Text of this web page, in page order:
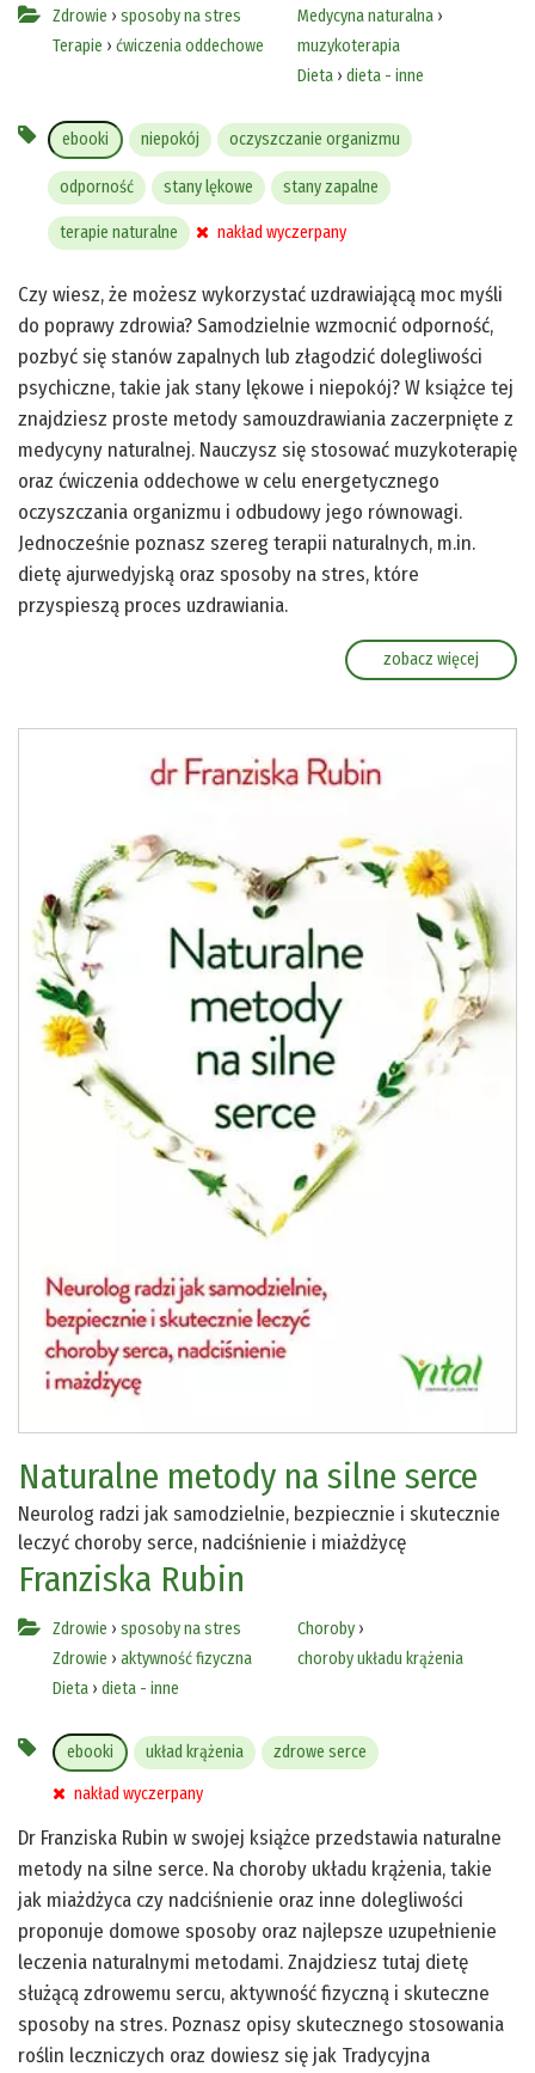
Zdrowie › sposoby na stres
Terapie › ćwiczenia oddechowe
Medycyna naturalna›
muzykoterapia
Dieta› dieta - inne
ebooki niepokój oczyszczanie organizmu
odporność stany lękowe stany zapalne
terapie naturalne nakład wyczerpany
Czy wiesz, że możesz wykorzystać uzdrawiającą moc myśli
do poprawy zdrowia? Samodzielnie wzmocnić odporność,
pozbyć się stanów zapalnych lub złagodzić dolegliwości
psychiczne, takie jak stany lękowe i niepokój? W książce tej
znajdziesz proste metody samouzdrawiania zaczerpnięte z
medycyny naturalnej. Nauczysz się stosować muzykoterapię
oraz ćwiczenia oddechowe w celu energetycznego
oczyszczania organizmu i odbudowy jego równowagi.
Jednocześnie poznasz szereg terapii naturalnych, m.in.
dietę ajurwedyjską oraz sposoby na stres, które
przyspieszą proces uzdrawiania.
zobacz więcej
Naturalne metody na silne serce
Neurolog radzi jak samodzielnie, bezpiecznie i skutecznie
leczyć choroby serce, nadciśnienie i miażdżycę
Franziska Rubin
Zdrowie › sposoby na stres
Zdrowie › aktywność fizyczna
Dieta › dieta - inne
Choroby›
choroby układu krążenia
ebooki układ krążenia zdrowe serce
nakład wyczerpany
Dr Franziska Rubin w swojej książce przedstawia naturalne
metody na silne serce. Na choroby układu krążenia, takie
jak miażdżyca czy nadciśnienie oraz inne dolegliwości
proponuje domowe sposoby oraz najlepsze uzupełnienie
leczenia naturalnymi metodami. Znajdziesz tutaj dietę
służącą zdrowemu sercu, aktywność fizyczną i skuteczne
sposoby na stres. Poznasz opisy skutecznego stosowania
roślin leczniczych oraz dowiesz się jak Tradycyjna